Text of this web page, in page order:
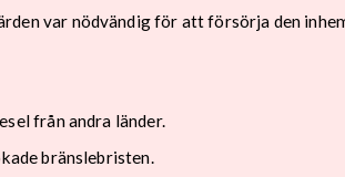
var nödvändig för att försörja den
från andra länder.
bränslebristen.